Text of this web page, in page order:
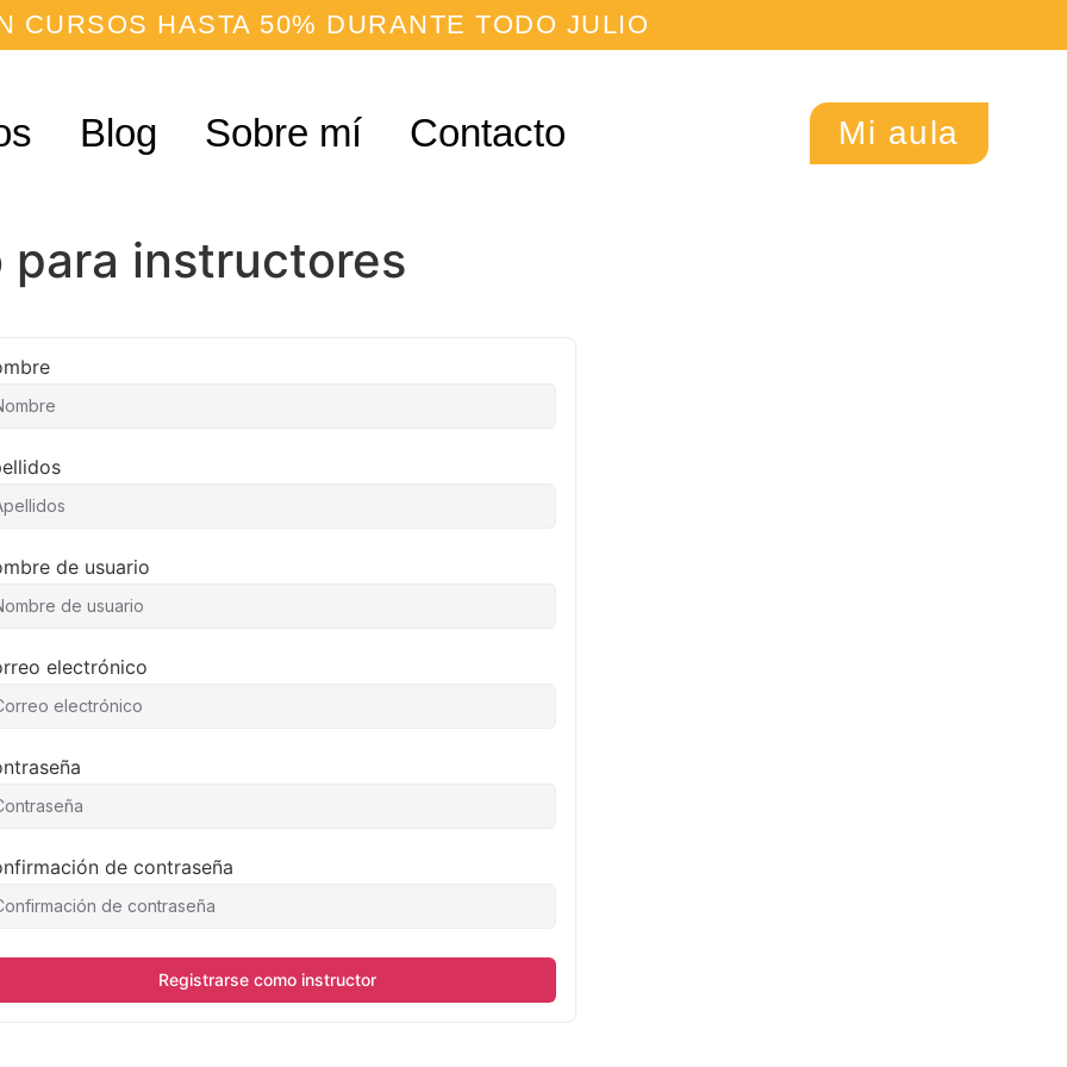
CURSOS HASTA 50% DURANTE TODO JULIO
Blog Sobre mí Contacto Mi aula
para instructores
de usuario
electrónico
de contraseña
Registrarse como instructor